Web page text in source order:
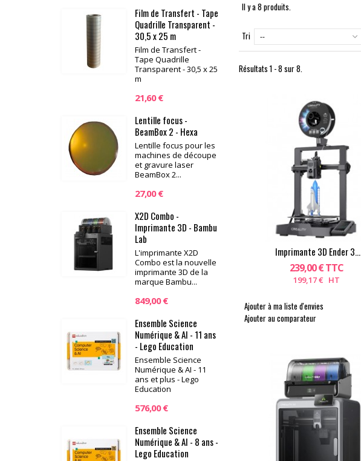
Film de Transfert - Tape
Quadrille Transparent -
30,5 x 25 m
Film de Transfert -
Tape Quadrille
Transparent - 30,5 x 25
m
21,60 €
Lentille focus -
BeamBox 2 - Hexa
Lentille focus pour les
machines de découpe
et gravure laser
BeamBox 2...
27,00 €
X2D Combo -
Imprimante 3D - Bambu
Lab
L'imprimante X2D
Combo est la nouvelle
imprimante 3D de la
marque Bambu...
849,00 €
Ensemble Science
Numérique & AI - 11 ans
- Lego Education
Ensemble Science
Numérique & AI - 11
ans et plus - Lego
Education
576,00 €
Ensemble Science
Numérique & AI - 8 ans -
Lego Education
Il y a 8 produits.
Tri --
Résultats 1 - 8 sur 8.
Imprimante 3D Ender 3...
239,00 € TTC
199,17 € HT
Ajouter à ma liste d'envies
Ajouter au comparateur